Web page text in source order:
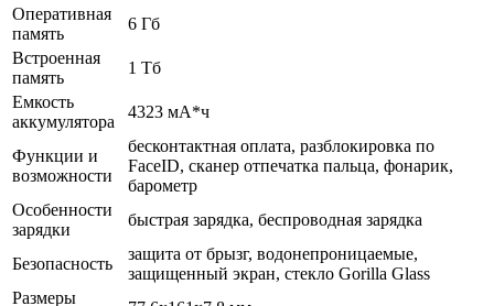
Оперативная
память
6 Гб
Встроенная
память
1 Тб
Емкость
аккумулятора
4323 мА*ч
Функции и
возможности
бесконтактная оплата, разблокировка по
FaceID, сканер отпечатка пальца, фонарик,
барометр
Особенности
зарядки
быстрая зарядка, беспроводная зарядка
Безопасность
защита от брызг, водонепроницаемые,
защищенный экран, cтекло Gorilla Glass
Размеры